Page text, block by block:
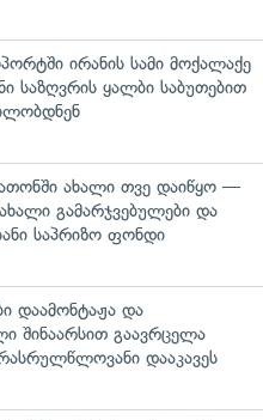
ირანის სამი მოქალაქე
საზღვრის ყალბი საბუთებით
ახალი თვე დაიწყო —
გამარჯვებულები და
საპრიზო ფონდი
დაამონტაჟა და
შინაარსით გაავრცელა
დააკავეს